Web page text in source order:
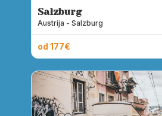
Salzburg
Austrija - Salzburg
od 177€